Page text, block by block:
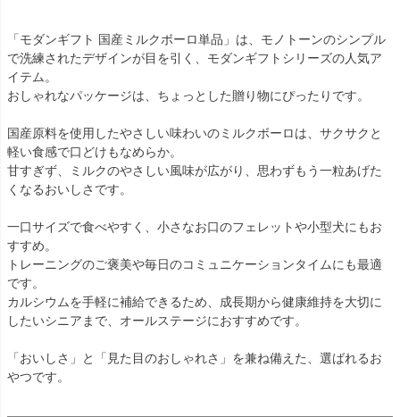
「モダンギフト 国産ミルクボーロ単品」は、モノトーンのシンプル
で洗練されたデザインが目を引く、モダンギフトシリーズの人気ア
イテム。
おしゃれなパッケージは、ちょっとした贈り物にぴったりです。
国産原料を使用したやさしい味わいのミルクボーロは、サクサクと
軽い食感で口どけもなめらか。
甘すぎず、ミルクのやさしい風味が広がり、思わずもう一粒あげた
くなるおいしさです。
一口サイズで食べやすく、小さなお口のフェレットや小型犬にもお
すすめ。
トレーニングのご褒美や毎日のコミュニケーションタイムにも最適
です。
カルシウムを手軽に補給できるため、成長期から健康維持を大切に
したいシニアまで、オールステージにおすすめです。
「おいしさ」と「見た目のおしゃれさ」を兼ね備えた、選ばれるお
やつです。